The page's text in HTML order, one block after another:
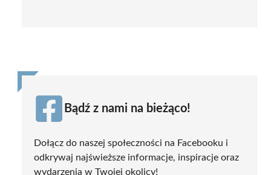
Bądź z nami na bieżąco!
Dołącz do naszej społeczności na Facebooku i
odkrywaj najświeższe informacje, inspiracje oraz
wydarzenia w Twojej okolicy!